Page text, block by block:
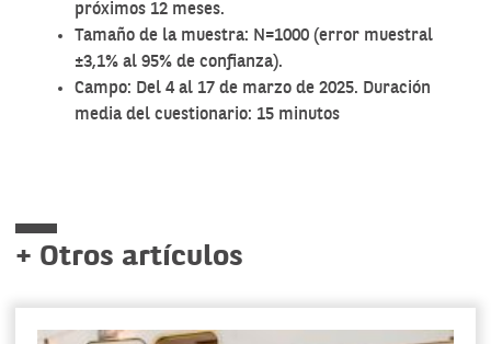
próximos 12 meses.
Tamaño de la muestra: N=1000 (error muestral
±3,1% al 95% de confianza).
Campo: Del 4 al 17 de marzo de 2025. Duración
media del cuestionario: 15 minutos
+ Otros artículos